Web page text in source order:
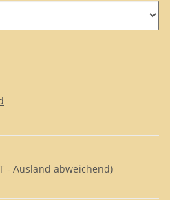
- Ausland abweichend)